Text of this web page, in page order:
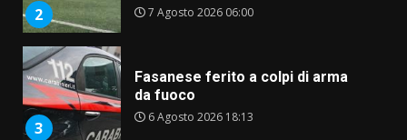
2 7 Agosto 2026 06:00
3
Fasanese ferito a colpi di arma
da fuoco
6 Agosto 2026 18:13